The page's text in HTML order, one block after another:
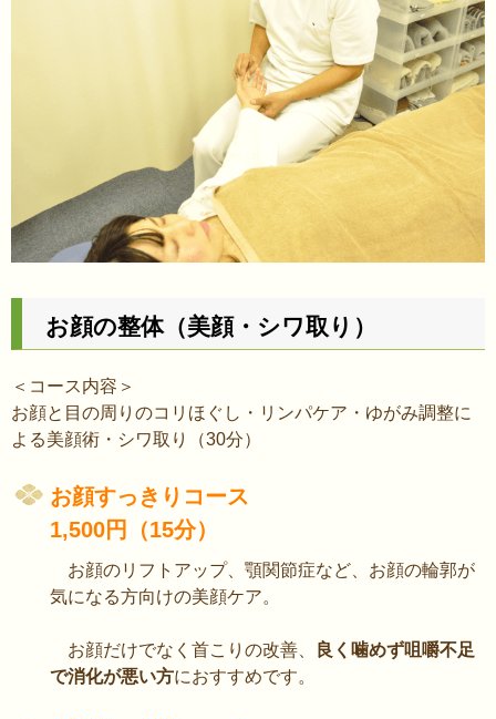
お顔の整体（美顔・シワ取り）
＜コース内容＞
お顔と目の周りのコリほぐし・リンパケア・ゆがみ調整に
よる美顔術・シワ取り（30分）
お顔すっきりコース
1,500円（15分）
お顔のリフトアップ、顎関節症など、お顔の輪郭が
気になる方向けの美顔ケア。
お顔だけでなく首こりの改善、
良く噛めず咀嚼不足
で消化が悪い方におすすめです。